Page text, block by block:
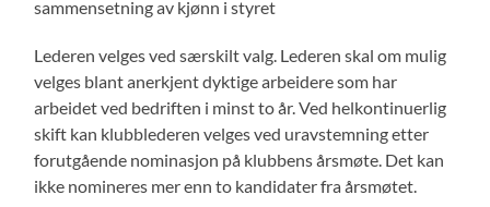
sammensetning av kjønn i styret
Lederen velges ved særskilt valg. Lederen skal om mulig
velges blant anerkjent dyktige arbeidere som har
arbeidet ved bedriften i minst to år. Ved helkontinuerlig
skift kan klubblederen velges ved uravstemning etter
forutgående nominasjon på klubbens årsmøte. Det kan
ikke nomineres mer enn to kandidater fra årsmøtet.